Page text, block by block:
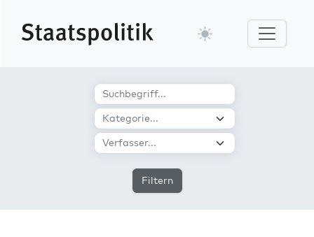
Filtern